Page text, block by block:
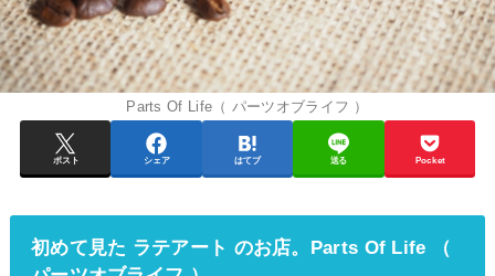
Parts Of Life（ パーツオブライフ ）
ポスト シェア はてブ 送る Pocket
初めて見た ラテアート のお店。Parts Of Life （